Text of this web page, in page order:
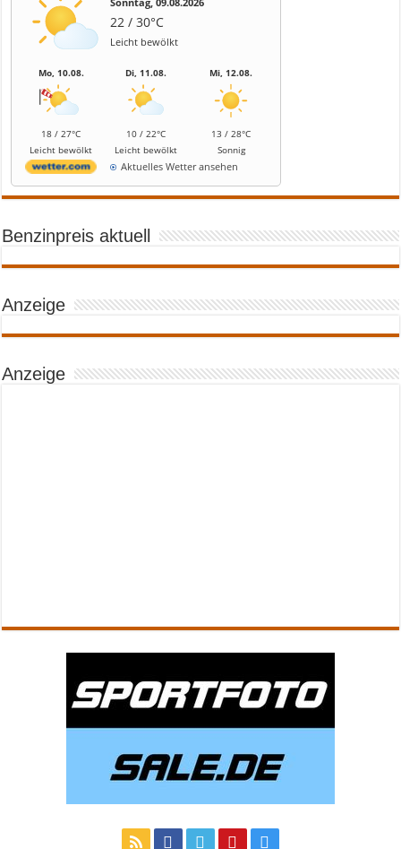
22 / 30°C
Leicht bewölkt
Mo, 10.08.
18 / 27°C
Leicht bewölkt
Di, 11.08.
10 / 22°C
Leicht bewölkt
Mi, 12.08.
13 / 28°C
Sonnig
Aktuelles Wetter ansehen
Benzinpreis aktuell
Anzeige
Anzeige